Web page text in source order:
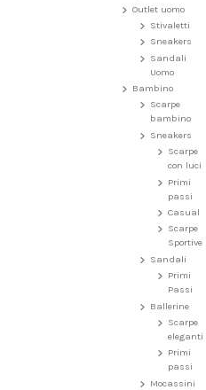
Outlet uomo
Stivaletti
Sneakers
Sandali
Uomo
Bambino
Scarpe
bambino
Sneakers
Scarpe
con luci
Primi
passi
Casual
Scarpe
Sportive
Sandali
Primi
Passi
Ballerine
Scarpe
eleganti
Primi
passi
Mocassini